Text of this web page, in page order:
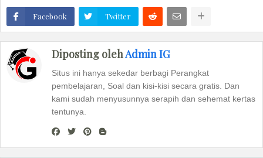
Facebook Twitter
Diposting olehAdmin IG
Situs ini hanya sekedar berbagi Perangkat
pembelajaran, Soal dan kisi-kisi secara gratis. Dan
kami sudah menyusunnya serapih dan sehemat kertas
tentunya.